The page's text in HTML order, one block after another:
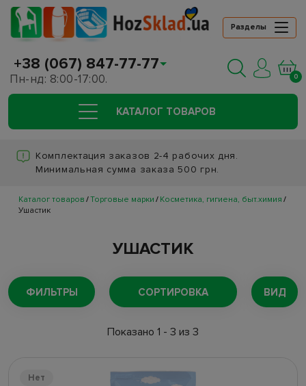
Разделы
+38 (067) 847-77-77
Пн-нд: 8:00-17:00. 0
КАТАЛОГ ТОВАРОВ
Комплектация заказов 2-4 рабочих дня.
Минимальная сумма заказа 500 грн.
Каталог товаров Торговые марки
Косметика, гигиена, быт.химия
Ушастик
УШАСТИК
ФИЛЬТРЫ СОРТИРОВКА ВИД
Показано 1 - 3 из 3
Нет